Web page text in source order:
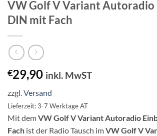
VW Golf V Variant Autoradio
DIN mit Fach
€29,90 inkl. MwST
zzgl.Versand
Lieferzeit: 3-7 Werktage AT
Mit demVW Golf V Variant Autoradio
Fach ist der Radio Tausch imVW Golf V